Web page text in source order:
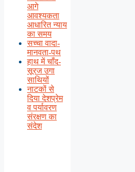
आगे
आवश्यकता
आधारित न्याय
का समय
सच्चा वादा-
मानवता-पथ
हाथ में चाँद-
सूरज उगा
साथियों
नाटकों से
दिया देशप्रेम
व पर्यावरण
संरक्षण का
संदेश